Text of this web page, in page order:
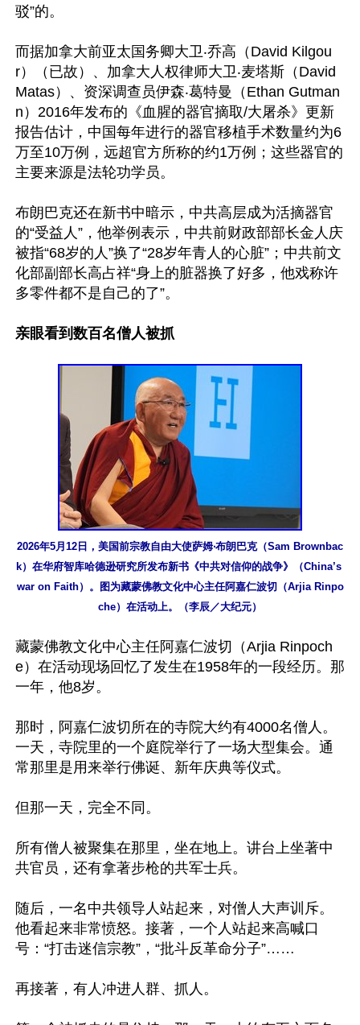
驳”的。
而据加拿大前亚太国务卿大卫‧乔高（David Kilgou
r）（已故）、加拿大人权律师大卫‧麦塔斯（David
Matas）、资深调查员伊森‧葛特曼（Ethan Gutman
n）2016年发布的《血腥的器官摘取/大屠杀》更新
报告估计，中国每年进行的器官移植手术数量约为6
万至10万例，远超官方所称的约1万例；这些器官的
主要来源是法轮功学员。
布朗巴克还在新书中暗示，中共高层成为活摘器官
的“受益人”，他举例表示，中共前财政部部长金人庆
被指“68岁的人”换了“28岁年青人的心脏”；中共前文
化部副部长高占祥“身上的脏器换了好多，他戏称许
多零件都不是自己的了”。
亲眼看到数百名僧人被抓
2026年5月12日，美国前宗教自由大使萨姆‧布朗巴克（Sam Brownbac
k）在华府智库哈德逊研究所发布新书《中共对信仰的战争》（China’s
war on Faith）。图为藏蒙佛教文化中心主任阿嘉仁波切（Arjia Rinpo
che）在活动上。（李辰／大纪元）
藏蒙佛教文化中心主任阿嘉仁波切（Arjia Rinpoch
e）在活动现场回忆了发生在1958年的一段经历。那
一年，他8岁。
那时，阿嘉仁波切所在的寺院大约有4000名僧人。
一天，寺院里的一个庭院举行了一场大型集会。通
常那里是用来举行佛诞、新年庆典等仪式。
但那一天，完全不同。
所有僧人被聚集在那里，坐在地上。讲台上坐著中
共官员，还有拿著步枪的共军士兵。
随后，一名中共领导人站起来，对僧人大声训斥。
他看起来非常愤怒。接著，一个人站起来高喊口
号：“打击迷信宗教”，“批斗反革命分子”……
再接著，有人冲进人群、抓人。